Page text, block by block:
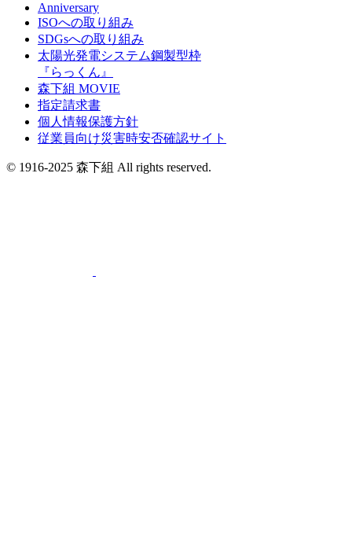
Anniversary
ISOへの取り組み
SDGsへの取り組み
太陽光発電システム鋼製型枠
『らっくん』
森下組 MOVIE
指定請求書
個人情報保護方針
従業員向け災害時安否確認サイト
© 1916-2025 森下組 All rights reserved.